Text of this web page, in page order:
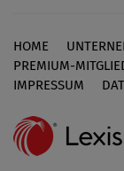
Footer
HOME
PREMIUM-
IMPRESSUM